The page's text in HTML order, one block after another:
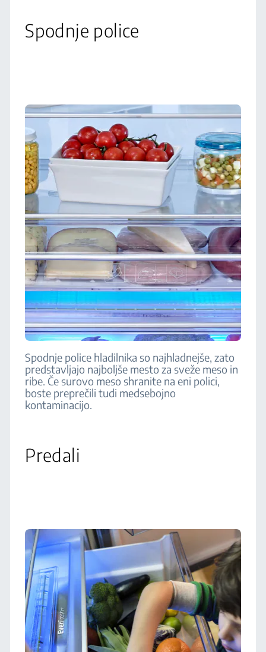
Spodnje police
Spodnje police hladilnika so najhladnejše, zato
predstavljajo najboljše mesto za sveže meso in
ribe. Če surovo meso shranite na eni polici,
boste preprečili tudi medsebojno
kontaminacijo.
Predali